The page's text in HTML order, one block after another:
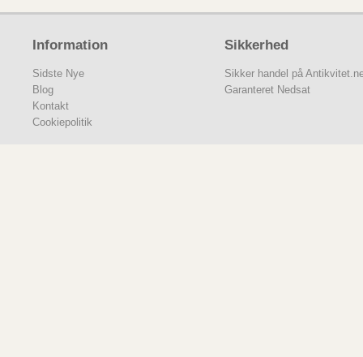
Information
Sidste Nye
Blog
Kontakt
Cookiepolitik
Sikkerhed
Sikker handel på
Garanteret Nedsat